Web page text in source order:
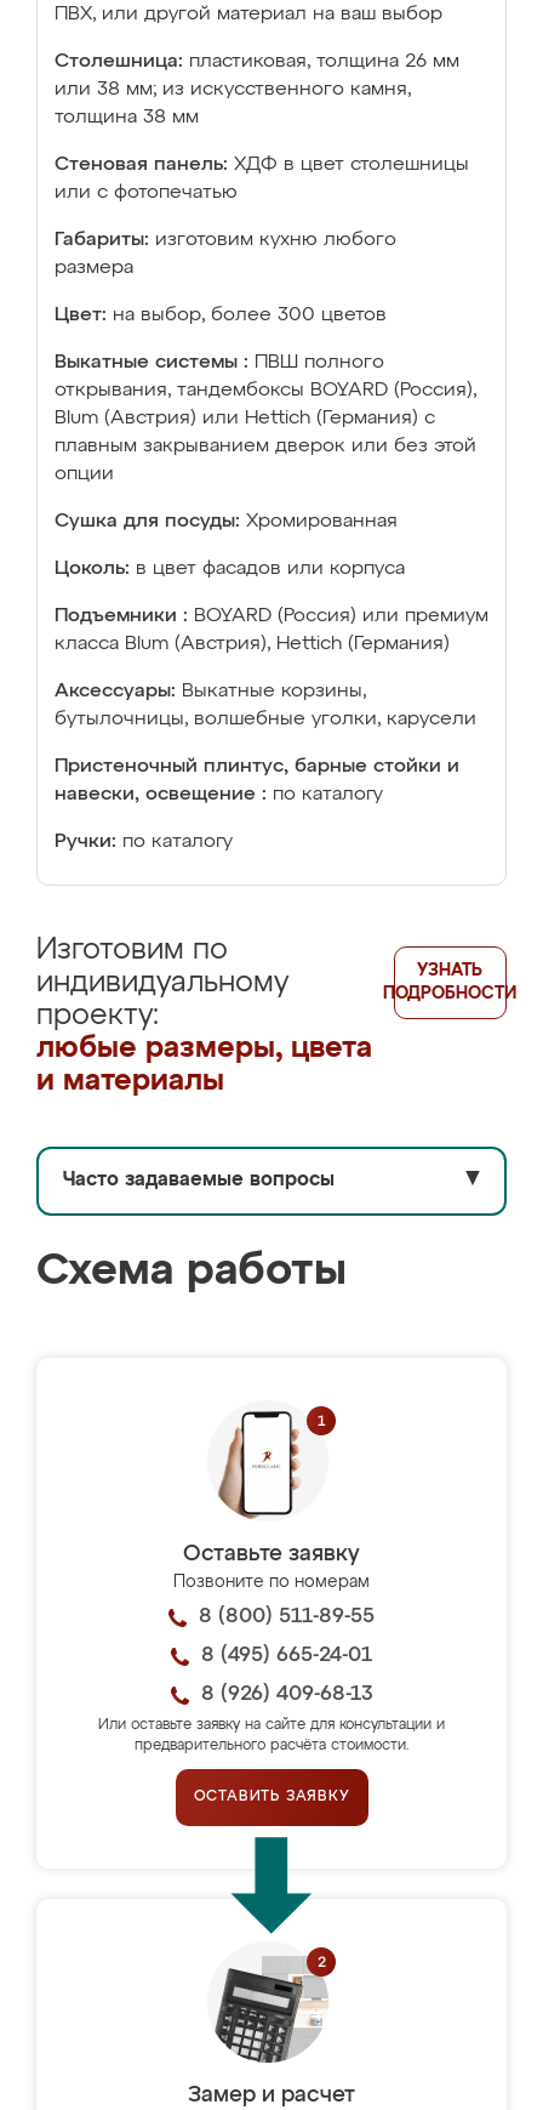
ПВХ, или другой материал на ваш выбор
Столешница: пластиковая, толщина 26 мм
или 38 мм; из искусственного камня,
толщина 38 мм
Стеновая панель: ХДФ в цвет столешницы
или с фотопечатью
Габариты: изготовим кухню любого
размера
Цвет: на выбор, более 300 цветов
Выкатные системы :
ПВШ полного
открывания, тандембоксы BOYARD (Россия),
Blum (Австрия) или Hettich (Германия) с
плавным закрыванием дверок или без этой
опции
Сушка для посуды: Хромированная
Цоколь: в цвет фасадов или корпуса
Подъемники : BOYARD (Россия) или премиум
класса Blum (Австрия), Hettich (Германия)
Аксессуары: Выкатные корзины,
бутылочницы, волшебные уголки, карусели
Пристеночный плинтус, барные стойки и
навески, освещение : по каталогу
Ручки: по каталогу
Изготовим по
индивидуальному
проекту:
любые размеры, цвета
и материалы
УЗНАТЬ
ПОДРОБНОСТИ
Часто задаваемые вопросы ▼
Схема работы
Оставьте заявку
Позвоните по номерам
8 (800) 511-89-55
8 (495) 665-24-01
8 (926) 409-68-13
Или оставьте заявку на сайте для консультации и
предварительного расчёта стоимости.
ОСТАВИТЬ ЗАЯВКУ
Замер и расчет